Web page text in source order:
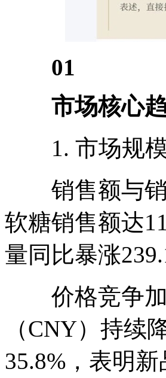
01
市场核心
1. 市场规模
销售额与销
软糖销售额达
量同比暴涨
价格竞争加
（CNY）持续
35.8%，表明